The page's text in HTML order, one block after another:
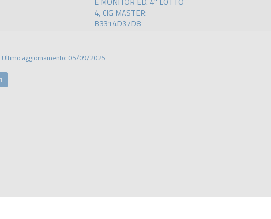
4, CIG MASTER:
B3314D37D8
Ultimo aggiornamento: 05/09/2025
1